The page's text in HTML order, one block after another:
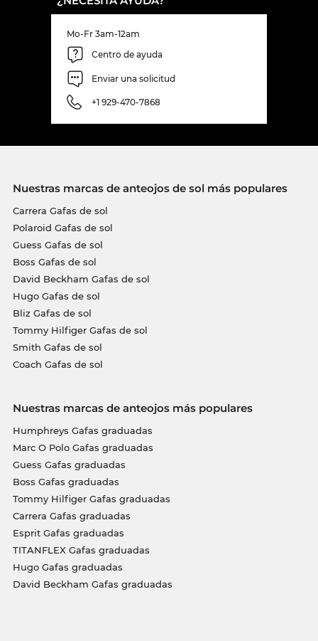
Mo-Fr 3am-12am
Centro de ayuda
Enviar una solicitud
+1 929-470-7868
Nuestras marcas de anteojos de sol más populares
Carrera Gafas de sol
Polaroid Gafas de sol
Guess Gafas de sol
Boss Gafas de sol
David Beckham Gafas de sol
Hugo Gafas de sol
Bliz Gafas de sol
Tommy Hilfiger Gafas de sol
Smith Gafas de sol
Coach Gafas de sol
Nuestras marcas de anteojos más populares
Humphreys Gafas graduadas
Marc O Polo Gafas graduadas
Guess Gafas graduadas
Boss Gafas graduadas
Tommy Hilfiger Gafas graduadas
Carrera Gafas graduadas
Esprit Gafas graduadas
TITANFLEX Gafas graduadas
Hugo Gafas graduadas
David Beckham Gafas graduadas